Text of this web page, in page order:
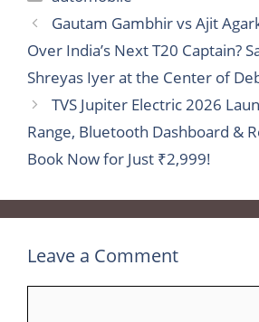
Gautam Gambhir vs Ajit
Over India’s Next T20 Captain?
Shreyas Iyer at the Center of
TVS Jupiter Electric 2026
Range, Bluetooth Dashboard &
Book Now for Just ₹2,999!
Leave a Comment